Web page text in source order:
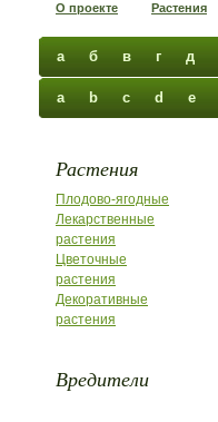
О проекте Растения
а б в г д
a b c d e
Растения
Плодово-ягодные
Лекарственные
растения
Цветочные
растения
Декоративные
растения
Вредители